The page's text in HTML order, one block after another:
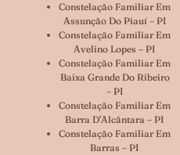
Constelação Familiar Em
Assunção Do Piauí – PI
Constelação Familiar Em
Avelino Lopes – PI
Constelação Familiar Em
Baixa Grande Do Ribeiro
– PI
Constelação Familiar Em
Barra D’Alcântara – PI
Constelação Familiar Em
Barras – PI